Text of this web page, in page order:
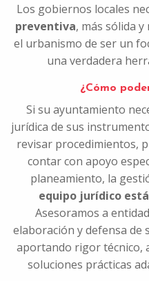
Los gobiernos locales
preventiva, más sólida
el urbanismo de ser un
una verdadera
¿Cómo
Si su ayuntamiento
jurídica de sus
revisar procedimientos,
contar con apoyo
planeamiento, la
equipo jurídico
Asesoramos a
elaboración y defensa de
aportando rigor técnico,
soluciones prácticas